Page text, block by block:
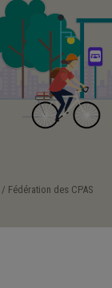
Fédération des CPAS